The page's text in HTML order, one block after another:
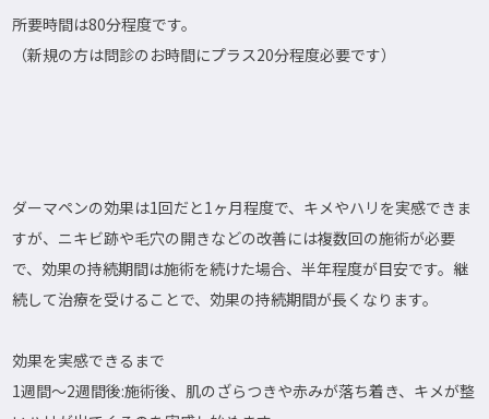
所要時間は80分程度です。
（新規の方は問診のお時間にプラス20分程度必要です）
ダーマペンの効果は1回だと1ヶ月程度で、キメやハリを実感できま
すが、ニキビ跡や毛穴の開きなどの改善には複数回の施術が必要
で、効果の持続期間は施術を続けた場合、半年程度が目安です。継
続して治療を受けることで、効果の持続期間が長くなります。
効果を実感できるまで
1週間〜2週間後:施術後、肌のざらつきや赤みが落ち着き、キメが整